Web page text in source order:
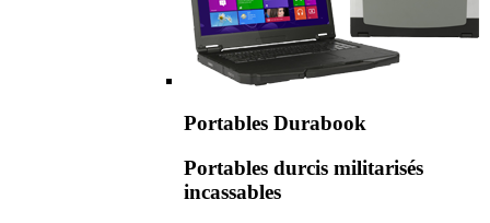
Portables Durabook
Portables durcis militarisés
incassables